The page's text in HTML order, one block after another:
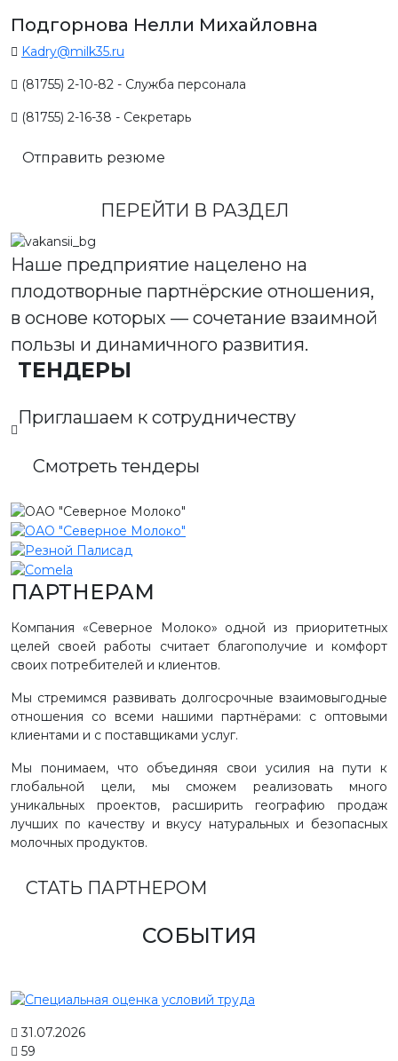
Подгорнова Нелли Михайловна
Kadry@milk35.ru
(81755) 2-10-82 - Служба персонала
(81755) 2-16-38 - Секретарь
Отправить резюме
ПЕРЕЙТИ В РАЗДЕЛ
Наше предприятие нацелено на
плодотворные партнёрские отношения,
в основе которых — сочетание взаимной
пользы и динамичного развития.
ТЕНДЕРЫ
Приглашаем к сотрудничеству
Смотреть тендеры
ПАРТНЕРАМ
Компания «Северное Молоко» одной из приоритетных
целей своей работы считает благополучие и комфорт
своих потребителей и клиентов.
Мы стремимся развивать долгосрочные взаимовыгодные
отношения со всеми нашими партнёрами: с оптовыми
клиентами и с поставщиками услуг.
Мы понимаем, что объединяя свои усилия на пути к
глобальной цели, мы сможем реализовать много
уникальных проектов, расширить географию продаж
лучших по качеству и вкусу натуральных и безопасных
молочных продуктов.
СТАТЬ ПАРТНЕРОМ
СОБЫТИЯ
31.07.2026
59